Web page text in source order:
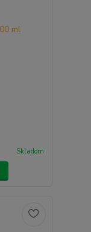
Skladom